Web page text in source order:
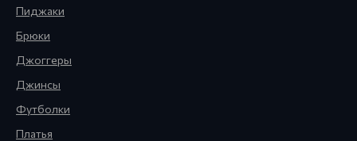
Пиджаки
Брюки
Джоггеры
Джинсы
Футболки
Платья